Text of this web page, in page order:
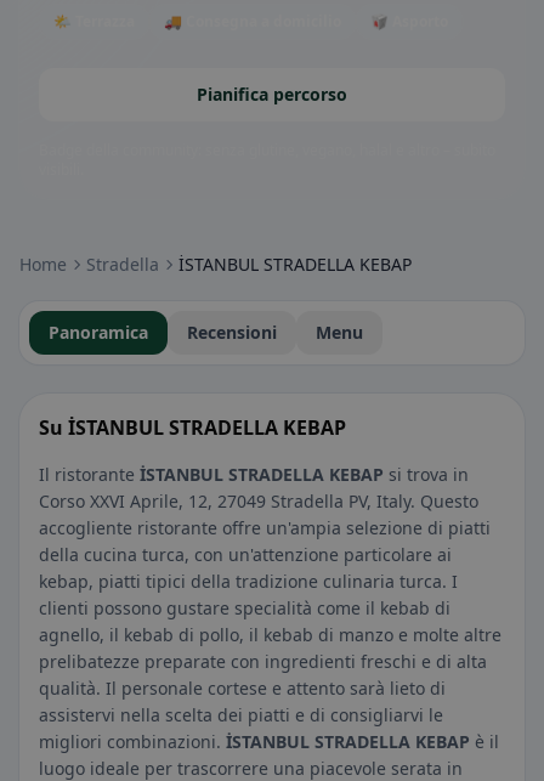
🌤 Terrazza 🚚 Consegna a domicilio 🥡 Asporto
Pianifica percorso
Home Stradella İSTANBUL STRADELLA KEBAP
Panoramica Recensioni Menu
Su İSTANBUL STRADELLA KEBAP
Il ristorante İSTANBUL STRADELLA KEBAP si trova in
Corso XXVI Aprile, 12, 27049 Stradella PV, Italy. Questo
accogliente ristorante offre un'ampia selezione di piatti
della cucina turca, con un'attenzione particolare ai
kebap, piatti tipici della tradizione culinaria turca. I
clienti possono gustare specialità come il kebab di
agnello, il kebab di pollo, il kebab di manzo e molte altre
prelibatezze preparate con ingredienti freschi e di alta
qualità. Il personale cortese e attento sarà lieto di
assistervi nella scelta dei piatti e di consigliarvi le
migliori combinazioni. İSTANBUL STRADELLA KEBAP è il
luogo ideale per trascorrere una piacevole serata in